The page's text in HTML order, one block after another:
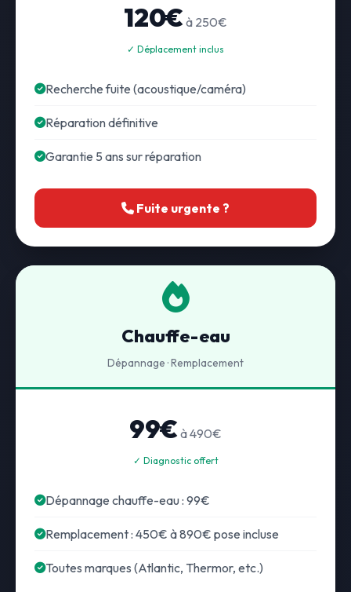
120€ à 250€
✓ Déplacement inclus
Recherche fuite (acoustique/caméra)
Réparation définitive
Garantie 5 ans sur réparation
Fuite urgente ?
Chauffe-eau
Dépannage · Remplacement
99€ à 490€
✓ Diagnostic offert
Dépannage chauffe-eau : 99€
Remplacement : 450€ à 890€ pose incluse
Toutes marques (Atlantic, Thermor, etc.)